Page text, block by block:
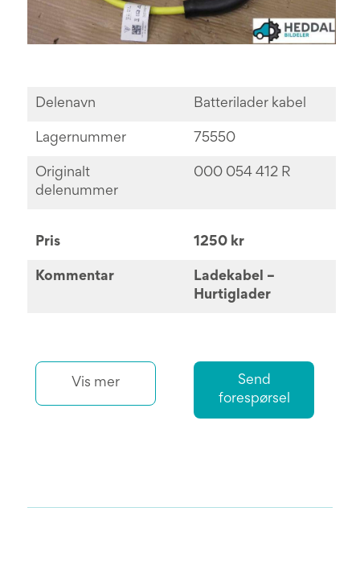
Delenavn Batterilader kabel
Lagernummer 75550
Originalt
delenummer
000 054 412 R
Pris 1250 kr
Kommentar
Ladekabel –
Hurtiglader
Vis mer
Send
forespørsel